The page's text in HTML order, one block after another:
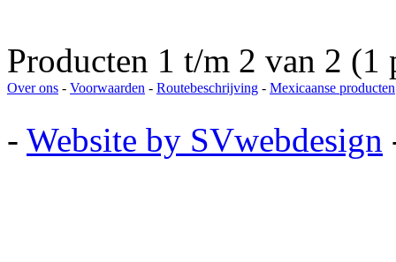
Producten 1 t/m 2 van 2 (1
Over ons - Voorwaarden - Routebeschrijving - Mexicaanse producten
- Website by SVwebdesign